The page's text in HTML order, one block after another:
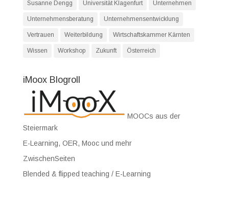
Susanne Dengg Universität Klagenfurt Unternehmen
Unternehmensberatung Unternehmensentwicklung
Vertrauen Weiterbildung Wirtschaftskammer Kärnten
Wissen Workshop Zukunft Österreich
iMoox Blogroll
MOOCs aus der
Steiermark
E-Learning, OER, Mooc und mehr
ZwischenSeiten
Blended & flipped teaching / E-Learning